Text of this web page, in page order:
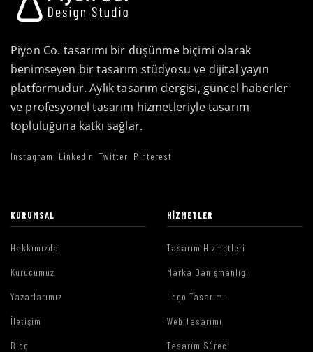
Piyon Co. tasarımı bir düşünme biçimi olarak
benimseyen bir tasarım stüdyosu ve dijital yayın
platformudur. Aylık tasarım dergisi, güncel haberler
ve profesyonel tasarım hizmetleriyle tasarım
topluluğuna katkı sağlar.
Instagram LinkedIn Twitter Pinterest
KURUMSAL
Hakkımızda
Kurucumuz
Yazarlarımız
İletişim
Blog
HIZMETLER
Tasarım Hizmetleri
Marka Danışmanlığı
Logo Tasarımı
Web Tasarımı
Tasarım Süreci